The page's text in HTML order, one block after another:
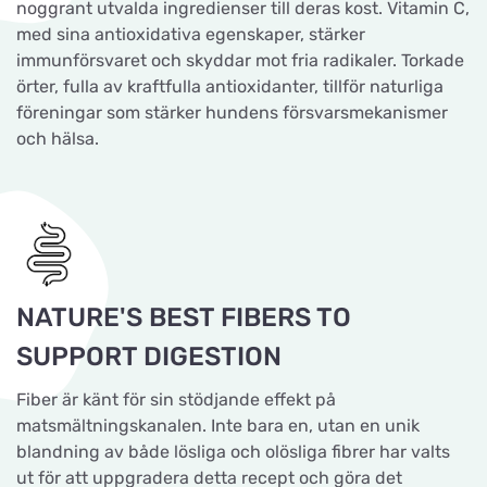
noggrant utvalda ingredienser till deras kost. Vitamin C,
med sina antioxidativa egenskaper, stärker
immunförsvaret och skyddar mot fria radikaler. Torkade
örter, fulla av kraftfulla antioxidanter, tillför naturliga
föreningar som stärker hundens försvarsmekanismer
och hälsa.
NATURE'S BEST FIBERS TO
SUPPORT DIGESTION
Fiber är känt för sin stödjande effekt på
matsmältningskanalen. Inte bara en, utan en unik
blandning av både lösliga och olösliga fibrer har valts
ut för att uppgradera detta recept och göra det